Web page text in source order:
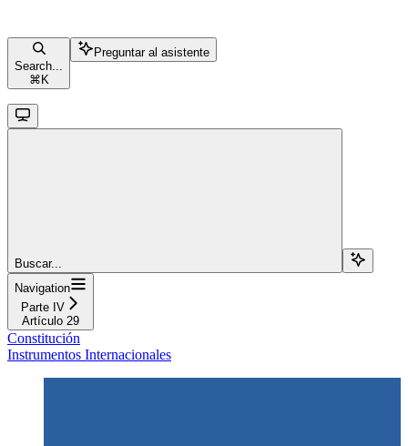
Search...
⌘ K
Preguntar al asistente
Buscar...
Navigation
Parte IV
Artículo 29
Constitución
Instrumentos Internacionales